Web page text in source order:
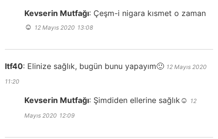
Kevserin Mutfağı: Çeşm-i nigara kısmet o zaman
☺️ 12 Mayıs 2020 13:08
ltf40: Elinize sağlık, bugün bunu yapayım🙂 12 Mayıs 2020
11:20
Kevserin Mutfağı: Şimdiden ellerine sağlık☺️ 12
Mayıs 2020 12:09